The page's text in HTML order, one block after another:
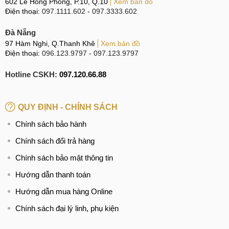
Thiết kế Vuông vức
Mặt lưng nhôm
kháng
nước, bụi
IP68
Kích thước
mm
Khối lượng 523 g
Galaxy Tab S9 FE có kích thước nhỏ hơn nên nhẹ hơn bản
tiền nhiệm tới 85g cho người dùng cầm và sử dụng thoải
Điện thoại: 097.1111.602 - 097.3333.602
Đà Nẵng
97 Hàm Nghi, Q.Thanh Khê
Xem bản đồ
Điện thoại: 096.123.9797 - 097.123.9797
Hotline CSKH: 097.120.66.88
QUY ĐỊNH - CHÍNH SÁCH
Chính sách bảo hành
Chính sách đổi trả hàng
Chính sách bảo mật thông tin
Hướng dẫn thanh toán
Hướng dẫn mua hàng Online
Chính sách đại lý linh, phụ kiện